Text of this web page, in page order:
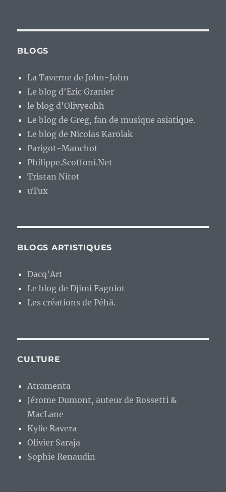
BLOGS
La Taverne de John-John
Le blog d'Eric Granier
le blog d'Olivyeahh
Le blog de Greg, fan de musique asiatique.
Le blog de Nicolas Karolak
Parigot-Manchot
Philippe.Scoffoni.Net
Tristan Nitot
uTux
BLOGS ARTISTIQUES
Dacq'Art
Le blog de Djimi Fagniot
Les créations de Péhä.
CULTURE
Atramenta
Jérome Dumont, auteur de Rossetti &
MacLane
Kylie Ravera
Olivier Saraja
Sophie Renaudin